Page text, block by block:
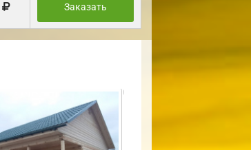
Заказать